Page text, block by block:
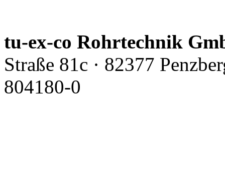
tu-ex-co Rohrtechnik
Straße 81c · 82377
804180-0